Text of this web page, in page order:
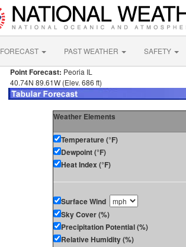
FORECAST PAST WEATHER SAFETY
Point Forecast: Peoria IL
40.74N 89.61W (Elev. 686 ft)
Weather Elements
Temperature (°F)
Dewpoint (°F)
Heat Index (°F)
Surface Wind
Sky Cover (%)
Precipitation Potential (%)
Relative Humidity (%)